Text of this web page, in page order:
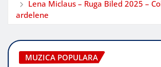
Lena Miclaus – Ruga Biled 2025 –
ardelene
MUZICA POPULARA